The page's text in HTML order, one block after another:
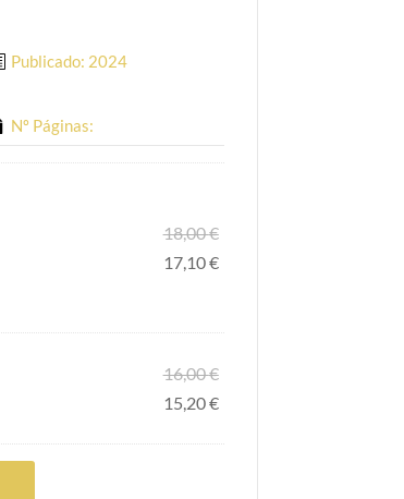
Publicado: 2024
Nº Páginas:
18,00€
17,10€
16,00€
15,20€